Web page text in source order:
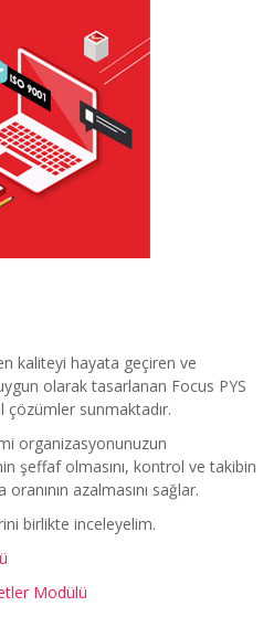
kaliteyi hayata geçiren ve
olarak tasarlanan Focus PYS
sunmaktadır.
organizasyonunuzun
şeffaf olmasını, kontrol ve takibin
azalmasını sağlar.
birlikte inceleyelim.
Modülü